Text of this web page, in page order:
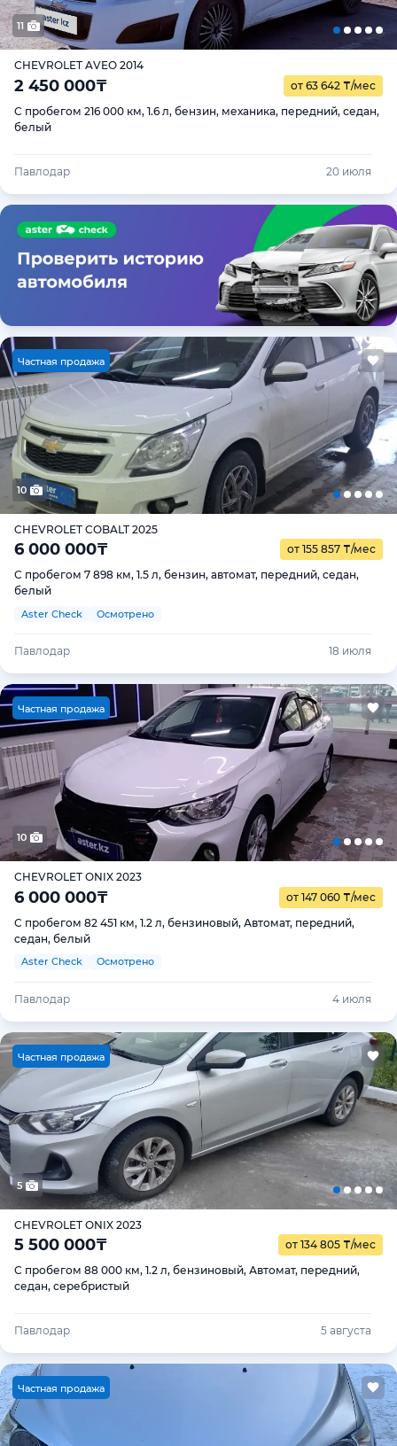
11
CHEVROLET AVEO 2014
2 450 000₸ от 63 642 ₸/мес
С пробегом 216 000 км, 1.6 л, бензин, механика, передний, седан,
белый
Павлодар 20 июля
Частная продажа
10
CHEVROLET COBALT 2025
6 000 000₸ от 155 857 ₸/мес
С пробегом 7 898 км, 1.5 л, бензин, автомат, передний, седан,
белый
Aster Check Осмотрено
Павлодар 18 июля
Частная продажа
10
CHEVROLET ONIX 2023
6 000 000₸ от 147 060 ₸/мес
С пробегом 82 451 км, 1.2 л, бензиновый, Автомат, передний,
седан, белый
Aster Check Осмотрено
Павлодар 4 июля
Частная продажа
5
CHEVROLET ONIX 2023
5 500 000₸ от 134 805 ₸/мес
С пробегом 88 000 км, 1.2 л, бензиновый, Автомат, передний,
седан, серебристый
Павлодар 5 августа
Частная продажа